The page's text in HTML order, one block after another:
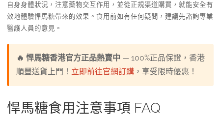
自身身體狀況，注意藥物交互作用，並從正規渠道購買，就能安全有
效地體驗悍馬糖帶來的效果。食用前如有任何疑問，建議先諮詢專業
醫護人員的意見。
🔥 悍馬糖香港官方正品熱賣中 — 100%正品保證，香港
順豐送貨上門！ 立即前往官網訂購，享受限時優惠！
悍馬糖食用注意事項 FAQ